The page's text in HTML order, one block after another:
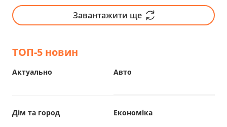
Завантажити ще
ТОП-5 новин
Авто
Актуально
Дім та город Економіка